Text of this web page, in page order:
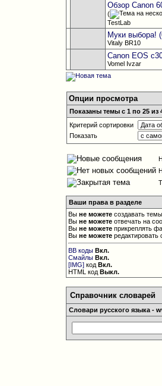
Обзор Canon
(
TestLab
Муки выбора!
Vitaly BR10
Canon EOS
Vomel Ivzar
Опции просмотра
Показаны темы с 1 по 25 из
Критерий сортировки
Показать
Ваши права в разделе
Выне можете создавать темы
Выне можете отвечать на
Выне можете прикреплять
Выне можете редактировать
BB коды Вкл.
Смайлы Вкл.
[IMG] кодВкл.
HTML кодВыкл.
Справочник словарей
Словари русского языка -